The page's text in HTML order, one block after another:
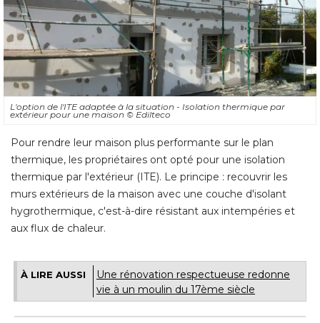
L'option de l'ITE adaptée à la situation - Isolation thermique par
extérieur pour une maison © Edilteco
Pour rendre leur maison plus performante sur le plan
thermique, les propriétaires ont opté pour une isolation
thermique par l'extérieur (ITE). Le principe : recouvrir les
murs extérieurs de la maison avec une couche d'isolant
hygrothermique, c'est-à-dire résistant aux intempéries et
aux flux de chaleur.
À LIRE AUSSI
Une rénovation respectueuse redonne
vie à un moulin du 17ème siècle